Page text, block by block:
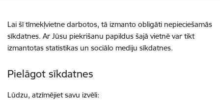
Lai šī tīmekļvietne darbotos, tā izmanto obligāti nepieciešamās
sīkdatnes. Ar Jūsu piekrišanu papildus šajā vietnē var tikt
izmantotas statistikas un sociālo mediju sīkdatnes.
Pielāgot sīkdatnes
Lūdzu, atzīmējiet savu izvēli: